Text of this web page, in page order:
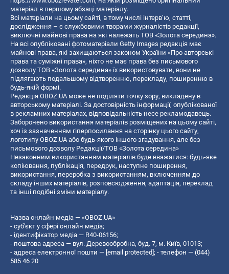
матеріал в першому абзаці матеріалу.
Всі матеріали на цьому сайті, в тому числі інтерв’ю, статті,
дослідження – є службовими творами журналістів редакції,
виключні майнові права на які належать ТОВ «Золота середина».
На всі опубліковані фотоматеріали Getty Images редакція має
майнові права, які захищаються законом України «Про авторські
права та суміжні права», ніхто не має права без письмового
дозволу ТОВ «Золота середина» їх використовувати, вони не
підлягають подальшому відтворенню, перекладу, поширенню в
будь-якій формі.
Редакція OBOZ.UA може не поділяти точку зору, викладену в
авторському матеріалі. За достовірність інформації, опублікованої
в рекламних матеріалах, відповідальність несе рекламодавець.
Заборонено використання матеріалів розміщених на цьому сайті,
хоч із зазначенням гіперпосилання на сторінку цього сайту,
логотипу OBOZ.UA або будь-якого іншого згадування, але без
письмового дозволу Редакції/ТОВ «Золота середина»
Незаконним використанням матеріалів буде вважатися: будь-яке
копiювання, публiкацiя, передрук, наступне поширення,
використання, переробка з використанням, включенням до
складу інших матеріалів, розповсюдження, адаптація, переклад
та інші подібні зміни матеріалу.
Назва онлайн медіа — «OBOZ.UA»
- суб'єкт у сфері онлайн медіа;
- ідентифікатор медіа — R40-06156;
- поштова адреса — вул. Деревообробна, буд. 7, м. Київ, 01013;
- адреса електронної пошти — [email protected]; - телефон — (044)
585 46 20